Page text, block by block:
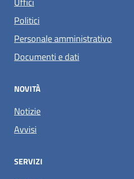
Politici
Personale amministrativo
Documenti e dati
NOVITÀ
Notizie
Avvisi
SERVIZI